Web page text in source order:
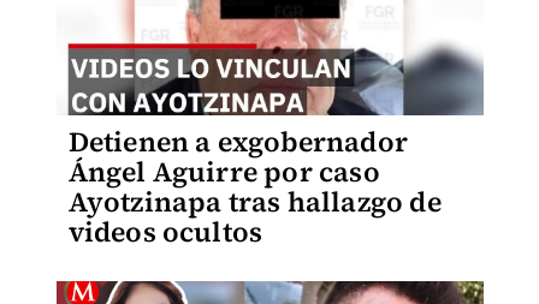
Detienen a exgobernador
Ángel Aguirre por caso
Ayotzinapa tras hallazgo de
videos ocultos